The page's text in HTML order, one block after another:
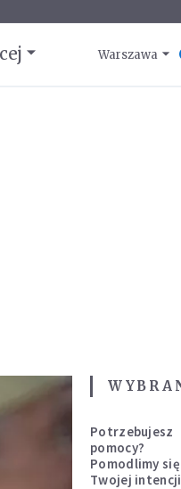
Warszawa
Potrzebujesz
pomocy?
Pomodlimy
Twojej intencji